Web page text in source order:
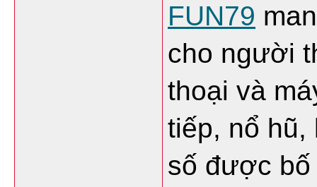
FUN79
cho người
thoại và
tiếp, nổ hũ,
số được bố